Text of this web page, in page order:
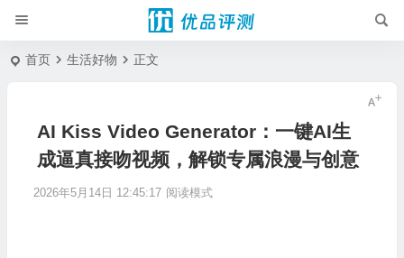
首页 生活好物 正文
AI Kiss Video Generator：一键AI生
成逼真接吻视频，解锁专属浪漫与创意
2026年5月14日 12:45:17 阅读模式